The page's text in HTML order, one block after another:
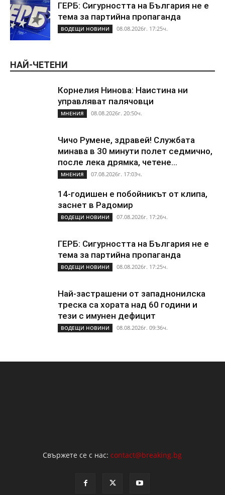
ГЕРБ: Сигурността на България не е
тема за партийна пропаганда
ВОДЕЩИ НОВИНИ 08.08.2026г. 17:25ч.
НАЙ-ЧЕТЕНИ
Корнелия Нинова: Наистина ни
управляват палячовци
МНЕНИЯ 08.08.2026г. 20:50ч.
Чичо Румене, здравей! Службата
минава в 30 минути полет седмично,
после лека дрямка, четене...
МНЕНИЯ 07.08.2026г. 17:03ч.
14-годишен е побойникът от клипа,
заснет в Радомир
ВОДЕЩИ НОВИНИ 07.08.2026г. 17:26ч.
ГЕРБ: Сигурността на България не е
тема за партийна пропаганда
ВОДЕЩИ НОВИНИ 08.08.2026г. 17:25ч.
Най-застрашени от западнонилска
треска са хората над 60 години и
тези с имунен дефицит
ВОДЕЩИ НОВИНИ 08.08.2026г. 09:36ч.
Свържете се с нас:contact@breaking.bg